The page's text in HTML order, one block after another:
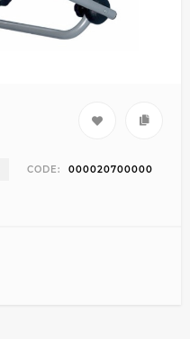
CODE: 000020700000